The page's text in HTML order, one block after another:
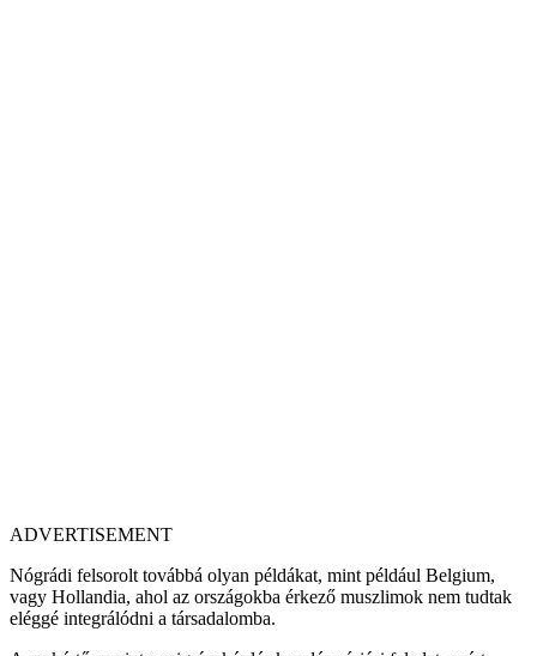
ADVERTISEMENT
Nógrádi felsorolt továbbá olyan példákat, mint például Belgium,
vagy Hollandia, ahol az országokba érkező muszlimok nem tudtak
eléggé integrálódni a társadalomba.